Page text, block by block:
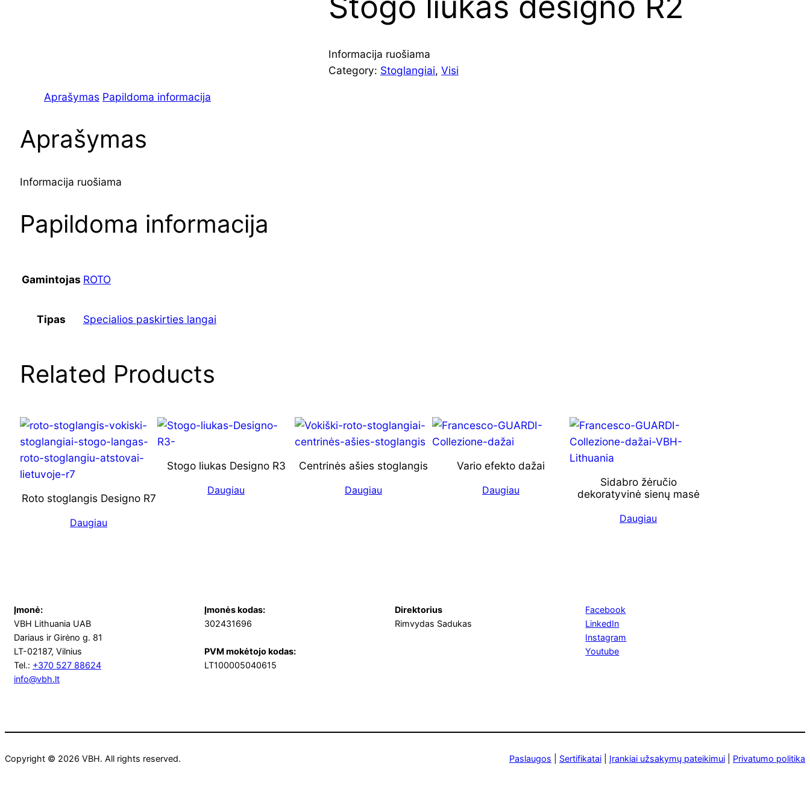
Informacija ruošiama
Category: Stoglangiai, Visi
Aprašymas Papildoma informacija
Aprašymas
Informacija ruošiama
Papildoma informacija
Gamintojas ROTO
Tipas Specialios paskirties langai
Related Products
Roto stoglangis Designo R7
Daugiau
Stogo liukas Designo R3
Daugiau
Centrinės ašies stoglangis
Daugiau
Vario efekto dažai
Daugiau
Sidabro žėručio
dekoratyvinė sienų masė
Daugiau
Įmonė:
VBH Lithuania UAB
Dariaus ir Girėno g. 81
LT-02187, Vilnius
Tel.: +370 527 88624
info@vbh.lt
Įmonės kodas:
302431696
PVM mokėtojo kodas:
LT100005040615
Direktorius
Rimvydas Sadukas
Facebook
LinkedIn
Instagram
Youtube
Copyright © 2026 VBH. All rights reserved. Paslaugos Sertifikatai Įrankiai užsakymų pateikimui Privatumo politika